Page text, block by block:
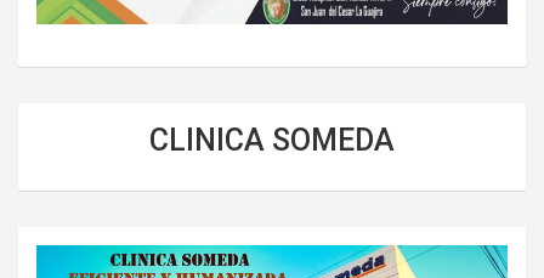
CLINICA SOMEDA